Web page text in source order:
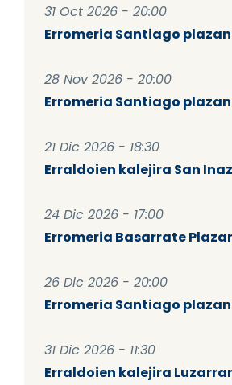
31 Oct 2026 - 20:00
Erromeria Santiago plazan
28 Nov 2026 - 20:00
Erromeria Santiago plazan
21 Dic 2026 - 18:30
Erraldoien kalejira San
24 Dic 2026 - 17:00
Erromeria Basarrate
26 Dic 2026 - 20:00
Erromeria Santiago plazan
31 Dic 2026 - 11:30
Erraldoien kalejira